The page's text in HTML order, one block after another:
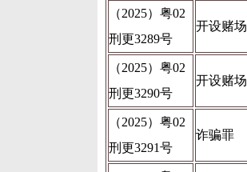
（2025）粤02
刑更3289号
开设赌
（2025）粤02
刑更3290号
开设赌
（2025）粤02
刑更3291号
诈骗罪